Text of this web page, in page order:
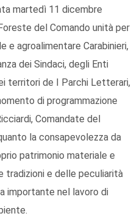
martedì 11 dicembre
del Comando unità per
e agroalimentare Carabinieri,
dei Sindaci, degli Enti
territori de I Parchi Letterari,
di programmazione
Comandate del
la consapevolezza da
patrimonio materiale e
tradizioni e delle peculiarità
importante nel lavoro di